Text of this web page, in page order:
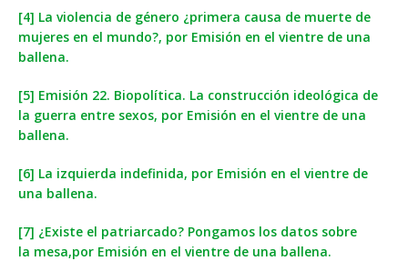
[4] La violencia de género ¿primera causa de muerte de
mujeres en el mundo?, por Emisión en el vientre de una
ballena.
[5] Emisión 22. Biopolítica. La construcción ideológica de
la guerra entre sexos, por Emisión en el vientre de una
ballena.
[6] La izquierda indefinida, por Emisión en el vientre de
una ballena.
[7] ¿Existe el patriarcado? Pongamos los datos sobre
la mesa,por Emisión en el vientre de una ballena.